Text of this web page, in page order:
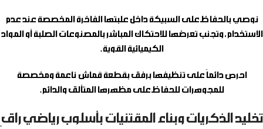
نوصي بالحفاظ على السبيكة داخل علبتها الفاخرة المخصصة عند عدم
الاستخدام، وتجنب تعرضها للاحتكاك المباشر بالمصنوعات الصلبة أو المواد
الكيميائية القوية.
احرص دائماً على تنظيفها برفق بقطعة قماش ناعمة ومخصصة
للمجوهرات للحفاظ على مظهرها المتألق والدائم.
تخليد الذكريات وبناء المقتنيات بأسلوب رياضي راقٍ